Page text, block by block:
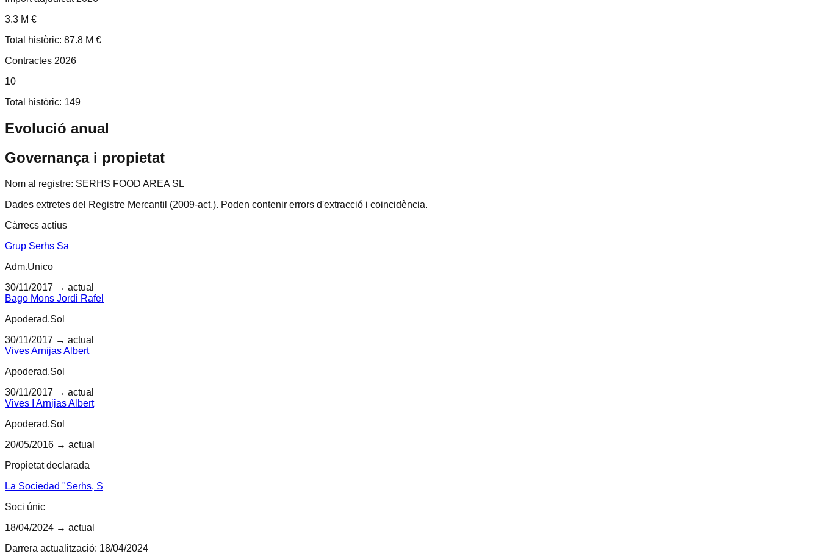
3.3 M €
Total històric: 87.8 M €
Contractes 2026
10
Total històric: 149
Evolució anual
Governança i propietat
Nom al registre: SERHS FOOD AREA SL
Dades extretes del Registre Mercantil (2009-act.). Poden contenir errors d'extracció i coincidència.
Càrrecs actius
Grup Serhs Sa
Adm.Unico
30/11/2017 → actual
Bago Mons Jordi Rafel
Apoderad.Sol
30/11/2017 → actual
Vives Arnijas Albert
Apoderad.Sol
30/11/2017 → actual
Vives I Arnijas Albert
Apoderad.Sol
20/05/2016 → actual
Propietat declarada
La Sociedad "Serhs, S
Soci únic
18/04/2024 → actual
Darrera actualització: 18/04/2024